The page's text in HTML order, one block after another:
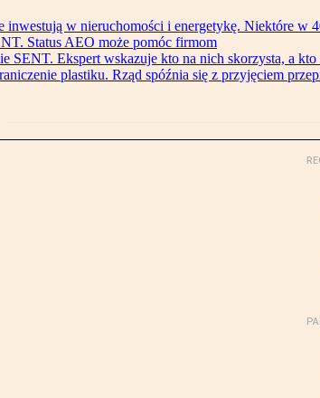
inwestują w nieruchomości i energetykę. Niektóre w
Status AEO może pomóc firmom
SENT. Ekspert wskazuje kto na nich skorzysta, a kto
plastiku. Rząd spóźnia się z przyjęciem